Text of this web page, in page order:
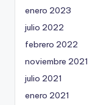
enero 2023
julio 2022
febrero 2022
noviembre 2021
julio 2021
enero 2021